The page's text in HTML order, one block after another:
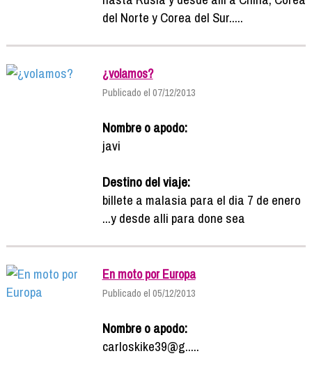
del Norte y Corea del Sur.....
¿volamos?
Publicado el 07/12/2013
Nombre o apodo:
javi
Destino del viaje:
billete a malasia para el dia 7 de enero
...y desde alli para done sea
En moto por Europa
Publicado el 05/12/2013
Nombre o apodo:
carloskike39@g.....